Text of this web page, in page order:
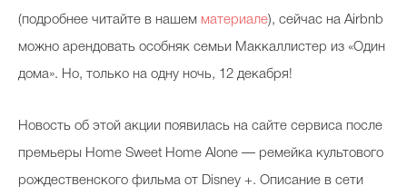
(подробнее читайте в нашем материале), сейчас на Airbnb
можно арендовать особняк семьи Маккаллистер из «Один
дома». Но, только на одну ночь, 12 декабря!
Новость об этой акции появилась на сайте сервиса после
премьеры Home Sweet Home Alone — ремейка культового
рождественского фильма от Disney +. Описание в сети